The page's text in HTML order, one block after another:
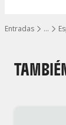
…
Entradas